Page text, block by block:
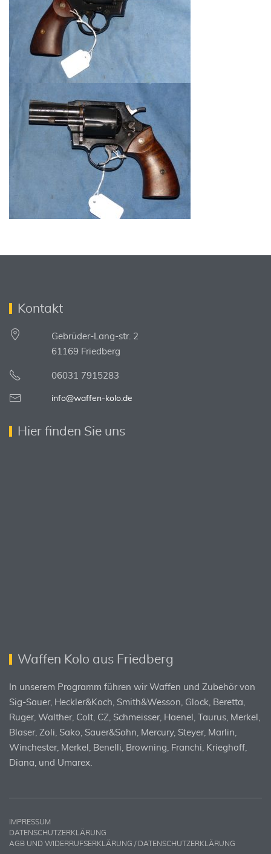
Kontakt
Gebrüder-Lang-str. 2
61169 Friedberg
06031 7915283
info@waffen-kolo.de
Hier finden Sie uns
Waffen Kolo aus Friedberg
In unserem Programm führen wir Waffen und Zubehör von
Sig-Sauer, Heckler&Koch, Smith&Wesson, Glock, Beretta,
Ruger, Walther, Colt, CZ, Schmeisser, Haenel, Taurus, Merkel,
Blaser, Zoli, Sako, Sauer&Sohn, Mercury, Steyer, Marlin,
Winchester, Merkel, Benelli, Browning, Franchi, Krieghoff,
Diana, und Umarex.
IMPRESSUM
DATENSCHUTZERKLÄRUNG
AGB UND WIDERRUFSERKLÄRUNG / DATENSCHUTZERKLÄRUNG